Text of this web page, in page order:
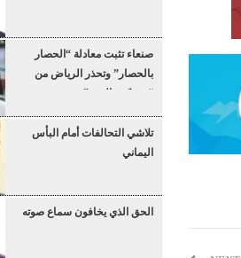
صنعاء تثبت معادلة “الحصار
بالحصار” وتحذر الرياض من
“عسكرة البحر”
تلاشي التحالفات أمام البأس
اليماني
الحق الذي يخافون سماع صوته